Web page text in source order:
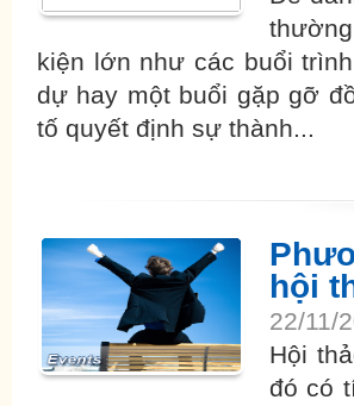
kiện lớn như các buổi
dự hay một buổi gặp gỡ
tố quyết định sự thành...
hội
22/11/
Hội
đó có